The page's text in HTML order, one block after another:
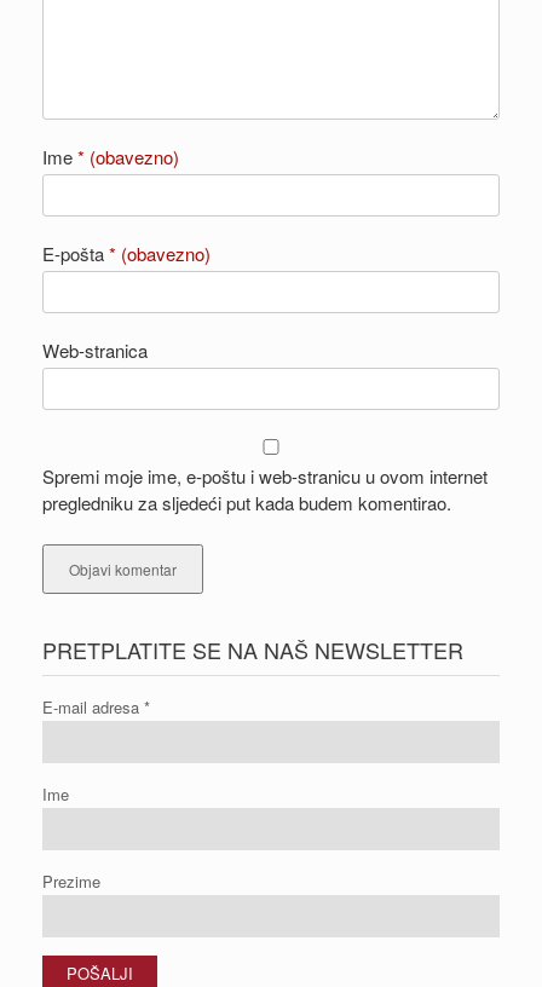
Ime* (obavezno)
E-pošta* (obavezno)
Web-stranica
Spremi moje ime, e-poštu i web-stranicu u ovom internet
pregledniku za sljedeći put kada budem komentirao.
PRETPLATITE SE NA NAŠ NEWSLETTER
E-mail adresa *
Ime
Prezime